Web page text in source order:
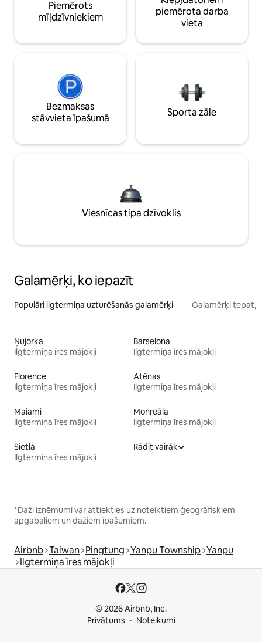
Piemērots
mīļdzīvniekiem
piemērota darba
vieta
Bezmaksas
stāvvieta īpašumā
Sporta zāle
Viesnīcas tipa dzīvoklis
Galamērķi, ko iepazīt
Populāri ilgtermiņa uzturēšanās galamērķi Galamērķi tepat,
Ņujorka
Ilgtermiņa īres mājokļi
Barselona
Ilgtermiņa īres mājokļi
Florence
Ilgtermiņa īres mājokļi
Atēnas
Ilgtermiņa īres mājokļi
Maiami
Ilgtermiņa īres mājokļi
Monreāla
Ilgtermiņa īres mājokļi
Sietla
Ilgtermiņa īres mājokļi
Rādīt vairāk
*Daži izņēmumi var attiekties uz noteiktiem ģeogrāfiskiem
apgabaliem un dažiem īpašumiem.
Airbnb Taiwan Pingtung Yanpu Township Yanpu
Ilgtermiņa īres mājokļi
© 2026 Airbnb, Inc.
Privātums
Noteikumi